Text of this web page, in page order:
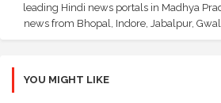
leading Hindi news portals in Madhya
news from Bhopal, Indore, Jabalpur,
YOU MIGHT LIKE